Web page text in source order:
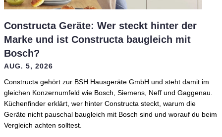
Constructa Geräte: Wer steckt hinter der
Marke und ist Constructa baugleich mit
Bosch?
AUG. 5, 2026
Constructa gehört zur BSH Hausgeräte GmbH und steht damit im
gleichen Konzernumfeld wie Bosch, Siemens, Neff und Gaggenau.
Küchenfinder erklärt, wer hinter Constructa steckt, warum die
Geräte nicht pauschal baugleich mit Bosch sind und worauf du beim
Vergleich achten solltest.